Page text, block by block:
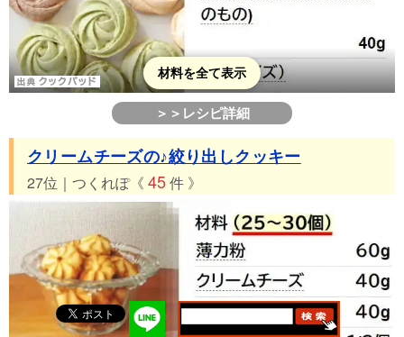
材料を全て表示
＞＞レシピ詳細
クリームチーズの♪絞り出しクッキー
27位｜つくれぽ《 45件 》